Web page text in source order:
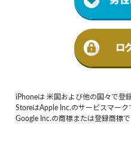
iPhoneは 米国および他の国々で登
StoreはApple Inc.のサービスマーク
Google Inc.の商標または登録商標で